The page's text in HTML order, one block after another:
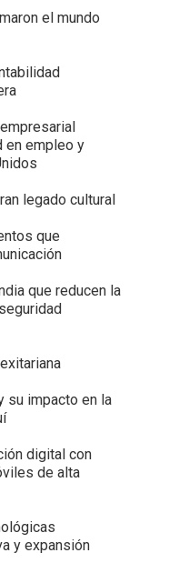
el mundo
en empleo y
legado cultural
que
que reducen la
su impacto en la
digital con
de alta
y expansión